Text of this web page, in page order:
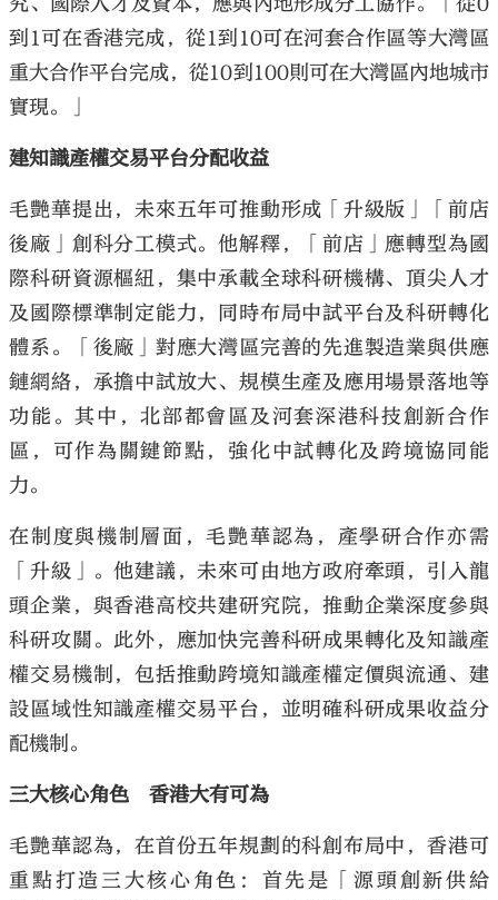
到1可在香港完成，從1到10可在河套合作區等大灣區
重大合作平台完成，從10到100則可在大灣區內地城市
實現。」
建知識產權交易平台分配收益
毛艷華提出，未來五年可推動形成「升級版」「前店
後廠」創科分工模式。他解釋，「前店」應轉型為國
際科研資源樞紐，集中承載全球科研機構、頂尖人才
及國際標準制定能力，同時布局中試平台及科研轉化
體系。「後廠」對應大灣區完善的先進製造業與供應
鏈網絡，承擔中試放大、規模生產及應用場景落地等
功能。其中，北部都會區及河套深港科技創新合作
區，可作為關鍵節點，強化中試轉化及跨境協同能
力。
在制度與機制層面，毛艷華認為，產學研合作亦需
「升級」。他建議，未來可由地方政府牽頭，引入龍
頭企業，與香港高校共建研究院，推動企業深度參與
科研攻關。此外，應加快完善科研成果轉化及知識產
權交易機制，包括推動跨境知識產權定價與流通、建
設區域性知識產權交易平台，並明確科研成果收益分
配機制。
三大核心角色 香港大有可為
毛艷華認為，在首份五年規劃的科創布局中，香港可
重點打造三大核心角色：首先是「源頭創新供給